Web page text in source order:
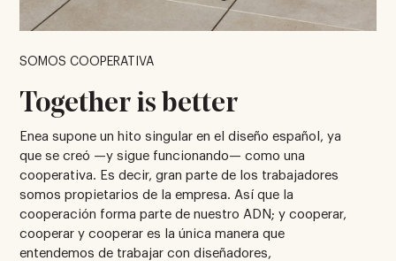
SOMOS COOPERATIVA
Together is better
Enea supone un hito singular en el diseño español, ya
que se creó —y sigue funcionando— como una
cooperativa. Es decir, gran parte de los trabajadores
somos propietarios de la empresa. Así que la
cooperación forma parte de nuestro ADN; y cooperar,
cooperar y cooperar es la única manera que
entendemos de trabajar con diseñadores,